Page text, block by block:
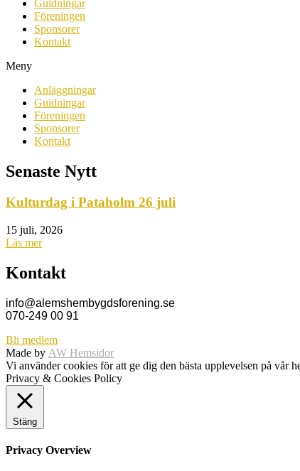
Guidningar
Föreningen
Sponsorer
Kontakt
Meny
Anläggningar
Guidningar
Föreningen
Sponsorer
Kontakt
Senaste Nytt
Kulturdag i Pataholm 26 juli
15 juli, 2026
Läs mer
Kontakt
info@alemshembygdsforening.se
070-249 00 91
Bli medlem
Made by AW Hemsidor
Vi använder cookies för att ge dig den bästa upplevelsen på vår
Privacy & Cookies Policy
Stäng
Privacy Overview